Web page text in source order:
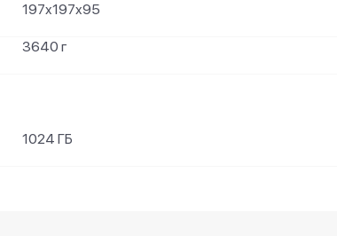
197x197x95
3640 г
1024 ГБ